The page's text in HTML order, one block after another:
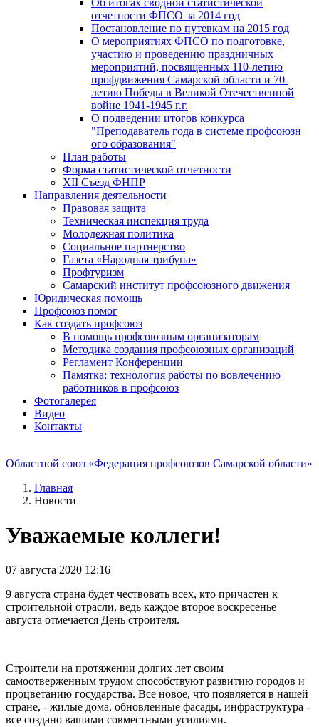
отчетности ФПСО за 2014 год
Постановление по путевкам на 2015 год
О мероприятиях ФПСО по подготовке,
участию и проведению праздничных
мероприятий, посвященных 110-летию
профдвижения Самарской области и 70-
летию Победы в Великой Отечественной
войне 1941-1945 г.г.
О подведении итогов конкурса
"Преподаватель года в системе профсоюзн
ого образования"
План работы
Форма статистической отчетности
XII Съезд ФНПР
Направления деятельности
Правовая защита
Техническая инспекция труда
Молодежная политика
Социальное партнерство
Газета «Народная трибуна»
Профтуризм
Самарский институт профсоюзного движения
Юридическая помощь
Профсоюз помог
Как создать профсоюз
В помощь профсоюзным организаторам
Методика создания профсоюзных организаций
Регламент Конференции
Памятка: технология работы по вовлечению
работников в профсоюз
Фотогалерея
Видео
Контакты
Областной союз «Федерация профсоюзов Самарской области»
Главная
Новости
Уважаемые коллеги!
07 августа 2020 12:16
9 августа страна будет чествовать всех, кто причастен к
строительной отрасли, ведь каждое второе воскресенье
августа отмечается День строителя.
Строители на протяжении долгих лет своим
самоотверженным трудом способствуют развитию городов и
процветанию государства. Все новое, что появляется в нашей
стране, - жилые дома, обновленные фасады, инфраструктура -
все создано вашими совместными усилиями.